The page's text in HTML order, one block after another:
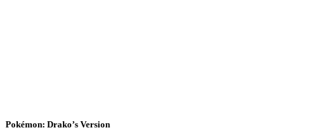
Pokémon: Drako’s Version